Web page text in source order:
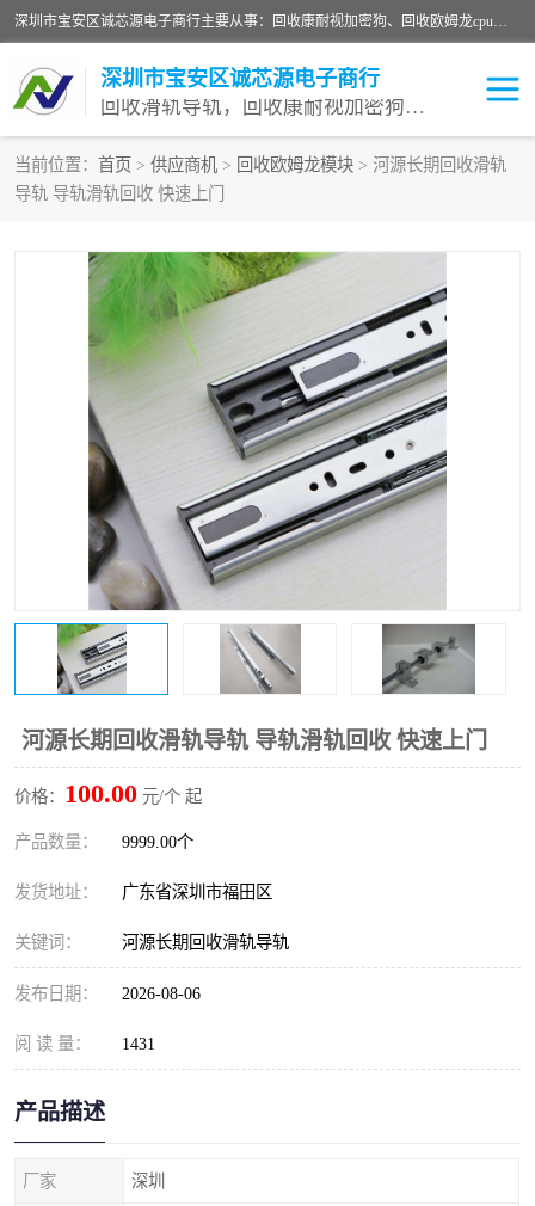
深圳市宝安区诚芯源电子商行主要从事：回收康耐视加密狗、回收欧姆龙cpu、回收欧姆龙模块等 一站式收购,能迅速便捷为客户消化库存、减少仓储、回笼资金，我们交易灵活方便，现金支付，价格优势合理，在业务方面赢得广大客户的一致好评 热情欢迎有库存需要处理的客户 请尽快联系我们
深圳市宝安区诚芯源电子商行
回收滑轨导轨，回收康耐视加密狗，回收欧姆龙PLC
当前位置： 首页 > 供应商机 > 回收欧姆龙模块 > 河源长期回收滑轨
导轨 导轨滑轨回收 快速上门
河源长期回收滑轨导轨 导轨滑轨回收 快速上门
价格： 100.00 元/个 起
产品数量： 9999.00个
发货地址： 广东省深圳市福田区
关键词： 河源长期回收滑轨导轨
发布日期： 2026-08-06
阅 读 量： 1431
产品描述
厂家 深圳
回收欧姆龙模块
回收欧姆龙cpu